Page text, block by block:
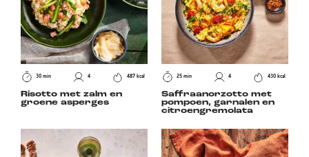
30 min 4 487 kcal
Risotto met zalm en
groene asperges
25 min 4 430 kcal
Saffraanorzotto met
pompoen, garnalen en
citroengremolata